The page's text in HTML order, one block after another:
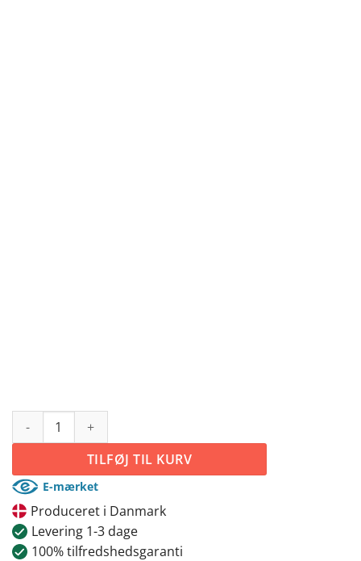
Øjenvipper - 8 stk. antal
TILFØJ TIL KURV
E-mærket
Produceret i Danmark
Levering 1-3 dage
100% tilfredshedsgaranti